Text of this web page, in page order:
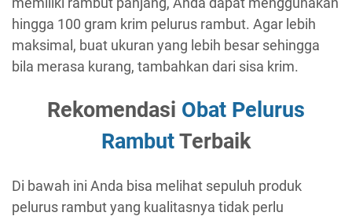
hingga 100 gram krim pelurus rambut. Agar lebih
maksimal, buat ukuran yang lebih besar sehingga
bila merasa kurang, tambahkan dari sisa krim.
Rekomendasi Obat Pelurus
RambutTerbaik
Di bawah ini Anda bisa melihat sepuluh produk
pelurus rambut yang kualitasnya tidak perlu